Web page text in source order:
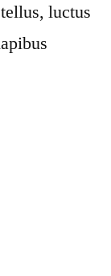
luctus